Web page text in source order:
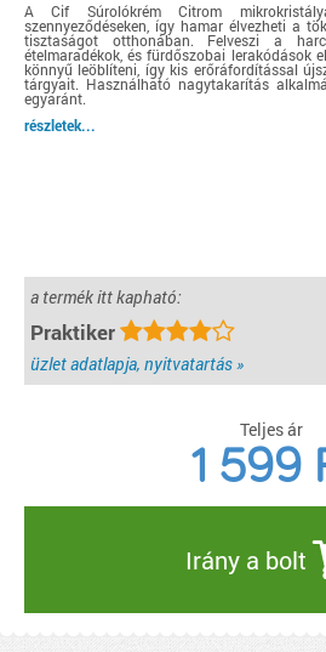
A Cif Súrolókrém Citrom
szennyeződéseken, így hamar élvezheti a
tisztaságot otthonában. Felveszi a
ételmaradékok, és fürdőszobai lerakódások
könnyű leöblíteni, így kis erőráfordítással
tárgyait. Használható nagytakarítás
egyaránt.
részletek...
a termék itt kapható:
Praktiker
üzlet adatlapja, nyitvatartás »
Teljes ár
1 599
Irány a bolt